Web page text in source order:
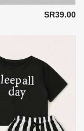
SR39.00